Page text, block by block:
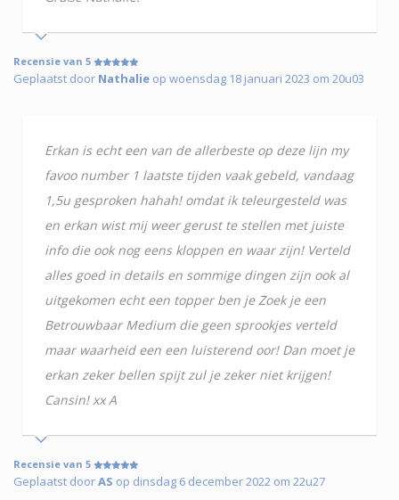
Recensie van 5
Geplaatst door Nathalie op woensdag 18 januari 2023 om 20u03
Erkan is echt een van de allerbeste op deze lijn my
favoo number 1 laatste tijden vaak gebeld, vandaag
1,5u gesproken hahah! omdat ik teleurgesteld was
en erkan wist mij weer gerust te stellen met juiste
info die ook nog eens kloppen en waar zijn! Verteld
alles goed in details en sommige dingen zijn ook al
uitgekomen echt een topper ben je Zoek je een
Betrouwbaar Medium die geen sprookjes verteld
maar waarheid een een luisterend oor! Dan moet je
erkan zeker bellen spijt zul je zeker niet krijgen!
Cansin! xx A
Recensie van 5
Geplaatst doorAS op dinsdag 6 december 2022 om 22u27